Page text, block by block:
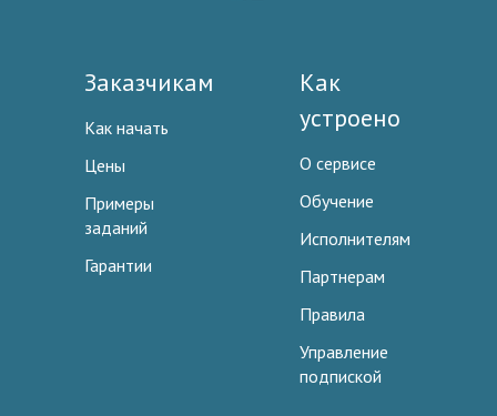
Заказчикам
Как начать
Цены
Примеры
заданий
Гарантии
Как
устроено
О сервисе
Обучение
Исполнителям
Партнерам
Правила
Управление
подпиской